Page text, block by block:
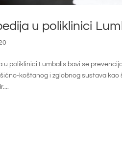
u poliklinici
u poliklinici Lumbalis bavi se
koštanog i zglobnog sustava